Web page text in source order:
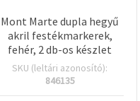
Mont Marte dupla hegyű
akril festékmarkerek,
fehér, 2 db-os készlet
SKU (leltári azonosító):
846135